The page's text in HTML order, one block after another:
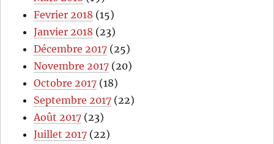
Fevrier 2018 (15)
Janvier 2018 (23)
Décembre 2017 (25)
Novembre 2017 (20)
Octobre 2017 (18)
Septembre 2017 (22)
Août 2017 (23)
Juillet 2017 (22)